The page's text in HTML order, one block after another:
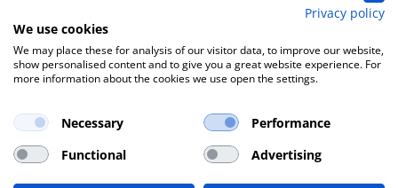
Privacy policy
We use cookies
We may place these for analysis of our visitor data, to improve our website,
show personalised content and to give you a great website experience. For
more information about the cookies we use open the settings.
Necessary
Performance
Functional
Advertising